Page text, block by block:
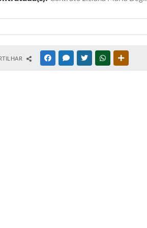
FACEBOOKMESSENGER
TWITTERWHATSAPP